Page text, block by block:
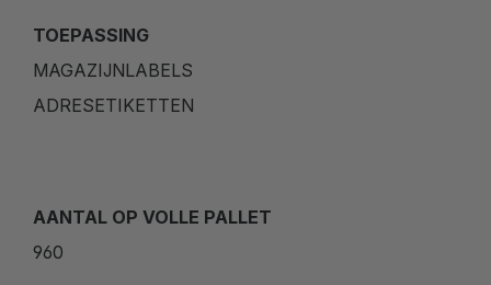
TOEPASSING
MAGAZIJNLABELS
ADRESETIKETTEN
AANTAL OP VOLLE PALLET
960